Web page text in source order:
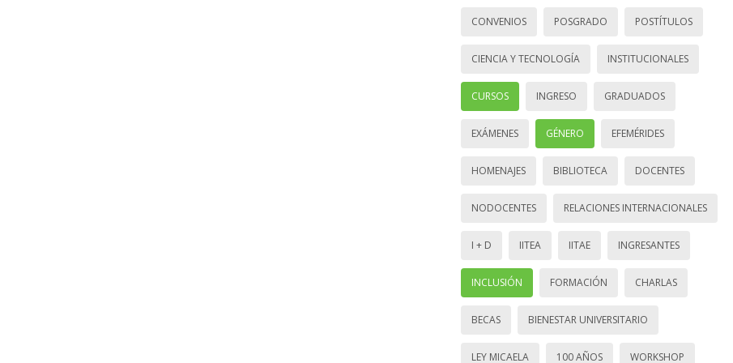
CONVENIOS POSGRADO POSTÍTULOS
CIENCIA Y TECNOLOGÍA INSTITUCIONALES
CURSOS INGRESO GRADUADOS
EXÁMENES GÉNERO EFEMÉRIDES
HOMENAJES BIBLIOTECA DOCENTES
NODOCENTES RELACIONES INTERNACIONALES
I + D IITEA IITAE INGRESANTES
INCLUSIÓN FORMACIÓN CHARLAS
BECAS BIENESTAR UNIVERSITARIO
LEY MICAELA 100 AÑOS WORKSHOP